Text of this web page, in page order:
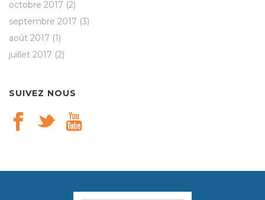
octobre 2017 (2)
septembre 2017 (3)
août 2017 (1)
juillet 2017 (2)
SUIVEZ NOUS